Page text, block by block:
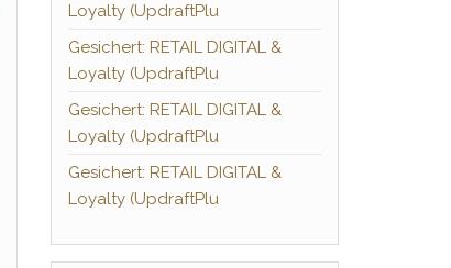
Loyalty (UpdraftPlu
Gesichert: RETAIL DIGITAL &
Loyalty (UpdraftPlu
Gesichert: RETAIL DIGITAL &
Loyalty (UpdraftPlu
Gesichert: RETAIL DIGITAL &
Loyalty (UpdraftPlu